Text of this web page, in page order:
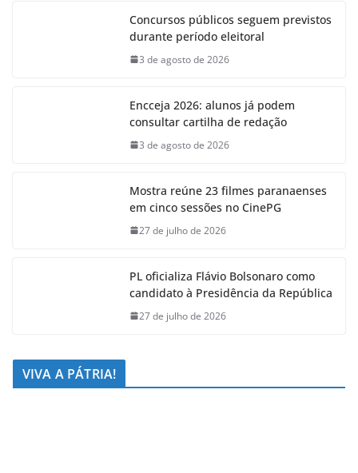
Concursos públicos seguem previstos
durante período eleitoral
3 de agosto de 2026
Encceja 2026: alunos já podem
consultar cartilha de redação
3 de agosto de 2026
Mostra reúne 23 filmes paranaenses
em cinco sessões no CinePG
27 de julho de 2026
PL oficializa Flávio Bolsonaro como
candidato à Presidência da República
27 de julho de 2026
VIVA A PÁTRIA!